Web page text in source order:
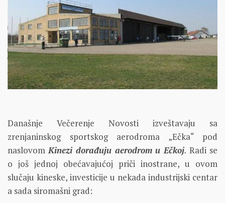
Današnje Večerenje Novosti izveštavaju sa
zrenjaninskog sportskog aerodroma „Ečka“ pod
naslovomKinezi dorađuju aerodrom u Ečkoj.Radi se
o još jednoj obećavajućoj priči inostrane, u ovom
slučaju kineske, investicije u nekada industrijski centar
a sada siromašni grad: